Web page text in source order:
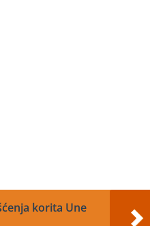
korita Une